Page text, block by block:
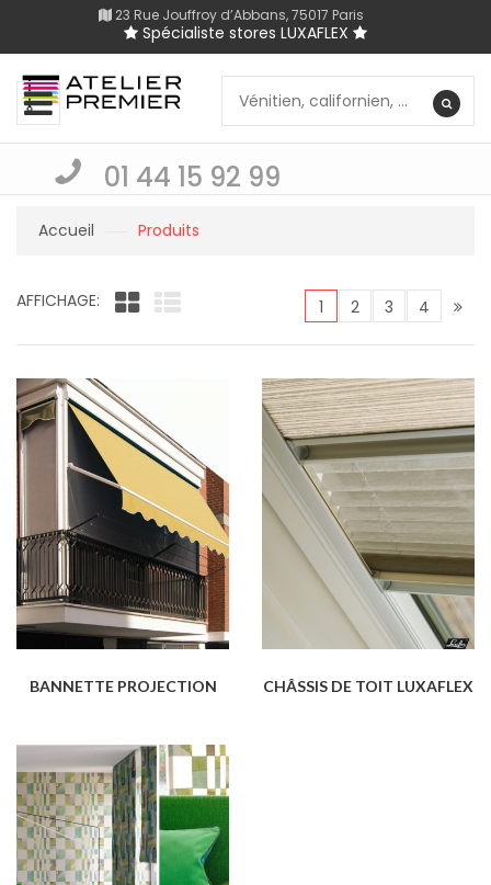
23 Rue Jouffroy d’Abbans, 75017 Paris
Spécialiste stores LUXAFLEX
01 44 15 92 99
Accueil Produits
AFFICHAGE: 1 2 3 4
BANNETTE PROJECTION CHÂSSIS DE TOIT LUXAFLEX